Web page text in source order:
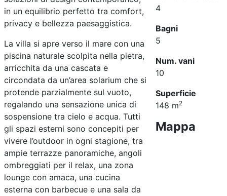
in un equilibrio perfetto tra comfort,
privacy e bellezza paesaggistica.
La villa si apre verso il mare con una
piscina naturale scolpita nella pietra,
arricchita da una cascata e
circondata da un’area solarium che si
protende parzialmente sul vuoto,
regalando una sensazione unica di
sospensione tra cielo e acqua. Tutti
gli spazi esterni sono concepiti per
vivere l’outdoor in ogni stagione, tra
ampie terrazze panoramiche, angoli
ombreggiati per il relax, una zona
lounge con amaca, una cucina
esterna con barbecue e una sala da
4
Bagni
5
Num. vani
10
Superficie
148 m2
Mappa